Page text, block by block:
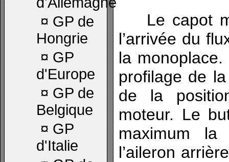
¤ GP de
Hongrie
¤ GP
d'Europe
¤ GP de
Belgique
¤ GP
d'Italie
Le capot
l’arrivée du
la
profilage de
de la
moteur. Le
maximum la
l’aileron